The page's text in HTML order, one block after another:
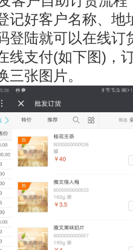
记好客户名称、地
登陆就可以在线订
线支付(如下图)，
三张图片。